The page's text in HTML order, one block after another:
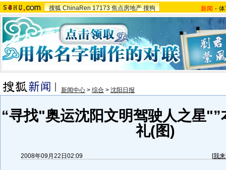
搜狐 ChinaRen 17173 焦点房地产 搜狗 新闻 -
新闻中心 > 综合 > 沈阳日报
“寻找"奥运沈阳文明驾驶人之星"”
礼(图)
2008年09月22日02:09 [我